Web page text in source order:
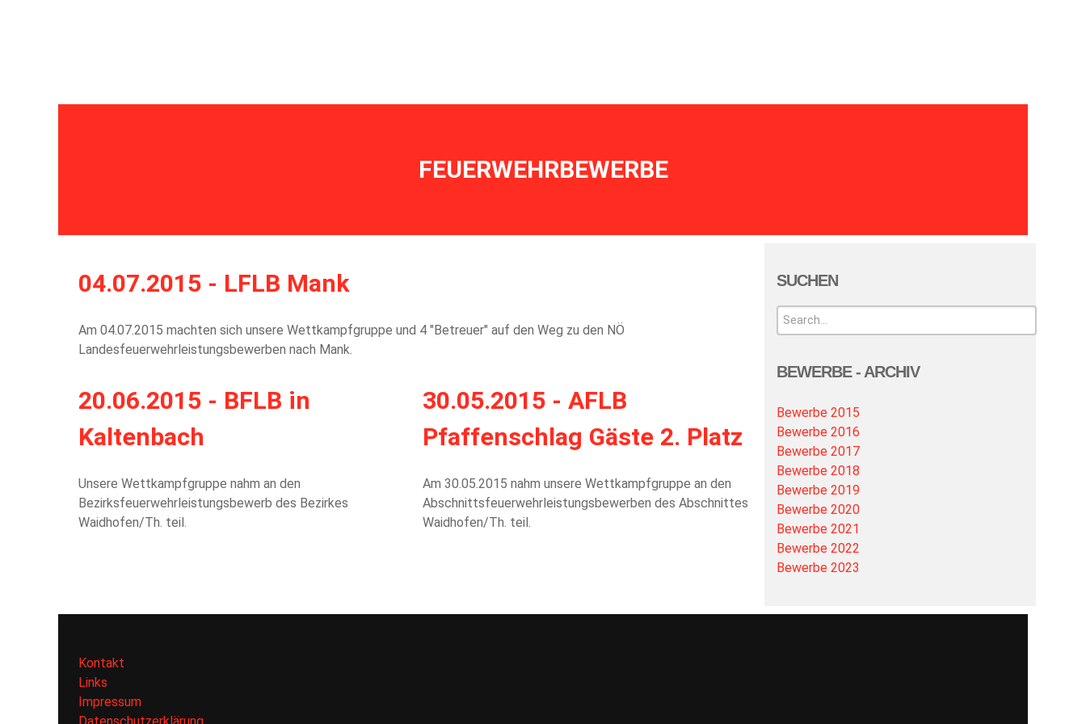
FEUERWEHRBEWERBE
04.07.2015 - LFLB Mank
Am 04.07.2015 machten sich unsere Wettkampfgruppe und 4 "Betreuer" auf den Weg zu den NÖ
Landesfeuerwehrleistungsbewerben nach Mank.
20.06.2015 - BFLB in
Kaltenbach
Unsere Wettkampfgruppe nahm an den
Bezirksfeuerwehrleistungsbewerb des Bezirkes
Waidhofen/Th. teil.
30.05.2015 - AFLB
Pfaffenschlag Gäste 2. Platz
Am 30.05.2015 nahm unsere Wettkampfgruppe an den
Abschnittsfeuerwehrleistungsbewerben des Abschnittes
Waidhofen/Th. teil.
SUCHEN
BEWERBE - ARCHIV
Bewerbe 2015
Bewerbe 2016
Bewerbe 2017
Bewerbe 2018
Bewerbe 2019
Bewerbe 2020
Bewerbe 2021
Bewerbe 2022
Bewerbe 2023
Kontakt
Links
Impressum
Datenschutzerklärung